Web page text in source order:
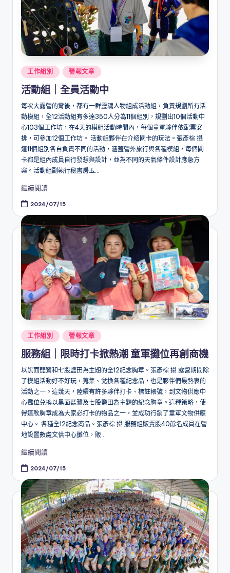
Posted
工作組別 營報文章
活動組｜全員活動中
每次大露營的背後，都有一群靈魂人物組成活動組，負責規劃所有活
動模組，全12活動組有多達350人分為11個組別，規劃出10個活動中
心103個工作坊，在4天的模組活動時間內，每個童軍夥伴依配票安
排，可參加12個工作坊。 活動組夥伴在介紹關卡的玩法。張彥棕 攝
這11個組別各自負責不同的活動，涵蓋營外旅行與各種模組，每個關
卡都是組內成員自行發想與設計，並為不同的天氣條件設計應急方
案。活動組副執行秘書房玉...
繼續閱讀
2024/07/15
Posted
工作組別 營報文章
服務組｜限時打卡掀熱潮 童軍攤位再創商機
以黑面琵鷺和七股鹽田為主題的全12紀念胸章。張彥棕 攝 露營期間除
了模組活動好不好玩，蒐集、兌換各種紀念品，也是夥伴們最熱衷的
活動之一。這幾天，陸續有許多夥伴打卡、標註帳號，到文物供應中
心攤位兑換以黑面琵鷺及七股鹽田為主題的紀念胸章。這種策略，使
得這款胸章成為大家必打卡的物品之一，並成功行銷了童軍文物供應
中心。 各種全12紀念商品。張彥棕 攝 服務組販賣股40餘名成員在營
地設置數處文供中心攤位，販...
繼續閱讀
2024/07/15